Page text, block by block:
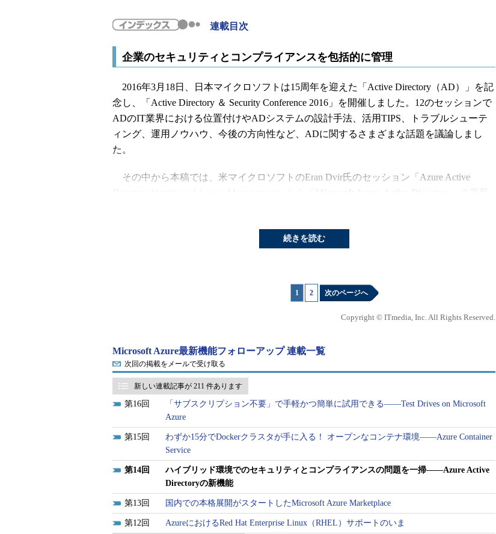
連載目次
企業のセキュリティとコンプライアンスを包括的に管理
2016年3月18日、日本マイクロソフトは15周年を迎えた「Active Directory（AD）」を記
念し、「Active Directory ＆ Security Conference 2016」を開催しました。12のセッションで
ADのIT業界における位置付けやADシステムの設計手法、活用TIPS、トラブルシューテ
ィング、運用ノウハウ、今後の方向性など、ADに関するさまざまな話題を議論しまし
た。
その中から本稿では、米マイクロソフトのEran Dvir氏のセッション「Azure Active
Eran Dvir氏は米マイクロソフトのIdentity and Access Management（IAM）製品部門で
Microsoft Azure Active Directory（以下、Azure AD）を担当しています。セッション冒頭で
ついて、「オンプレミスでは適切に管理できていたユーザーの権限やアクセス権が、ク
ラウドが普及したことでコントロールすることが難しくなってきた」と説明しました。
ースも増え、『誰がどこにファイルを保存するか』、IT部門がコントロールできていな
い例も増えています。こうした状況では、セキュリティやコンプライアンスが十分に担
保されているとはいえません。ここにクラウド利用時の大きなギャップがあります」
（Dvir氏）
米フォレスター・リサーチの調査によると、61％の従業員が仕事とプライベートを1台
のデバイスでこなしているとのこと。さらに、80％以上の従業員が会社で許可されてい
ないSaaS（Software as a Service）を仕事に利用し、70％以上の従業員がネットワーク侵害
を受ける脆弱（ぜいじゃく）性や認証情報が盗まれるリスクを抱えているとのことでし
た。これまで社内でアクセス権限を適切に管理してきたオンプレミスのIT資産と、（ク
ラウドサービスを新たに導入する場合）そうした管理がこれから必要となるクラウドの
新しいIT資産との間に大きなギャップが生まれているという状況です。
続きを読む
1 2 次のページへ
Copyright © ITmedia, Inc. All Rights Reserved.
Microsoft Azure最新機能フォローアップ 連載一覧
次回の掲載をメールで受け取る
新しい連載記事が 211 件あります
16
「サブスクリプション不要」で手軽かつ簡単に試用できる――Test Drives on Microsoft
Azure
15
わずか15分でDockerクラスタが手に入る！ オープンなコンテナ環境――Azure Container
Service
14
ハイブリッド環境でのセキュリティとコンプライアンスの問題を一掃――Azure Active
Directoryの新機能
13 国内での本格展開がスタートしたMicrosoft Azure Marketplace
12 AzureにおけるRed Hat Enterprise Linux（RHEL）サポートのいま